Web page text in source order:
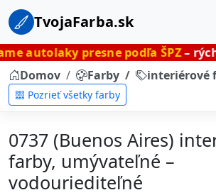
TvojaFarba.sk
presne podľa ŠPZ– rýchlo, presne
Domov
Farby interiérové
Pozrieť všetky farby
0737 (Buenos Aires)
farby, umývateľné –
vodouriediteľné